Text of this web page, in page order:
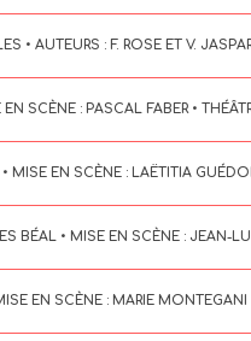
AUTEURS : F. ROSE ET V.
SCÈNE : PASCAL FABER •
MISE EN SCÈNE : LAËTITIA
• MISE EN SCÈNE : JEAN-
EN SCÈNE : MARIE MONTEGANI